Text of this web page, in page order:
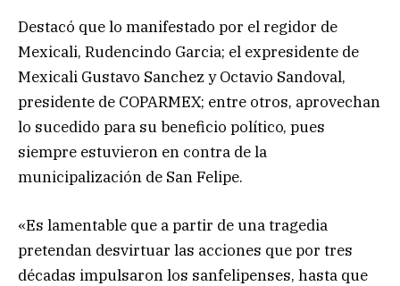
Destacó que lo manifestado por el regidor de
Mexicali, Rudencindo Garcia; el expresidente de
Mexicali Gustavo Sanchez y Octavio Sandoval,
presidente de COPARMEX; entre otros, aprovechan
lo sucedido para su beneficio político, pues
siempre estuvieron en contra de la
municipalización de San Felipe.
«Es lamentable que a partir de una tragedia
pretendan desvirtuar las acciones que por tres
décadas impulsaron los sanfelipenses, hasta que